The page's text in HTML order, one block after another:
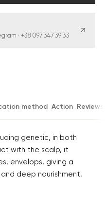
· +38 097 347 39 33
method Action Reviews
genetic, in both
with the scalp, it
envelops, giving a
deep nourishment.